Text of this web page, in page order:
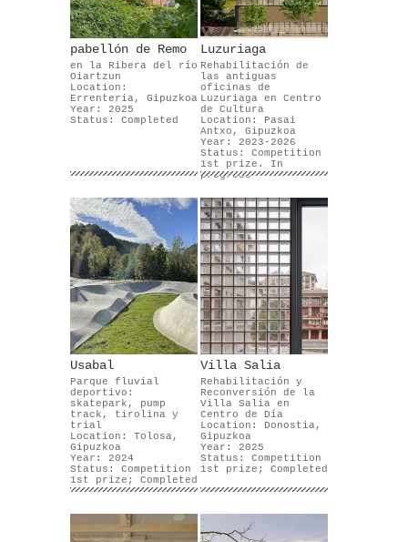
pabellón de Remo
en la Ribera del río
Oiartzun
Location:
Errenteria, Gipuzkoa
Year: 2025
Status: Completed
Luzuriaga
Rehabilitación de
las antiguas
oficinas de
Luzuriaga en Centro
de Cultura
Location: Pasai
Antxo, Gipuzkoa
Year: 2023-2026
Status: Competition
1st prize. In
progress
Usabal
Parque fluvial
deportivo:
skatepark, pump
track, tirolina y
trial
Location: Tolosa,
Gipuzkoa
Year: 2024
Status: Competition
1st prize; Completed
Villa Salia
Rehabilitación y
Reconversión de la
Villa Salia en
Centro de Día
Location: Donostia,
Gipuzkoa
Year: 2025
Status: Competition
1st prize; Completed